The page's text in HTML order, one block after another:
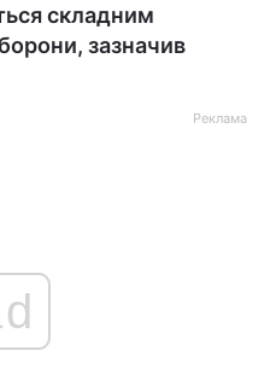
складним
зазначив
Реклама